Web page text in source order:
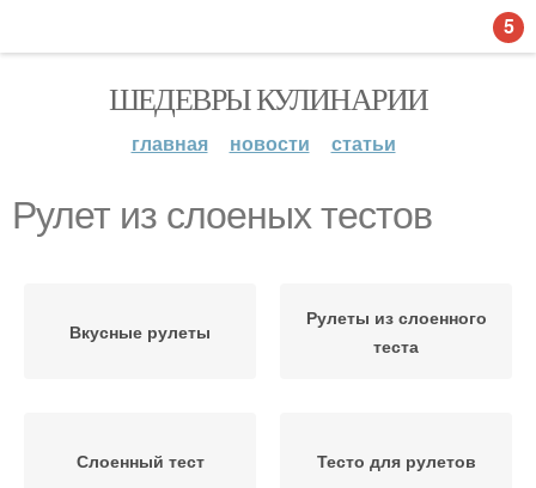
ШЕДЕВРЫ КУЛИНАРИИ
главная новости статьи
Рулет из слоеных тестов
Вкусные рулеты
Рулеты из слоенного
теста
Слоенный тест Тесто для рулетов
5